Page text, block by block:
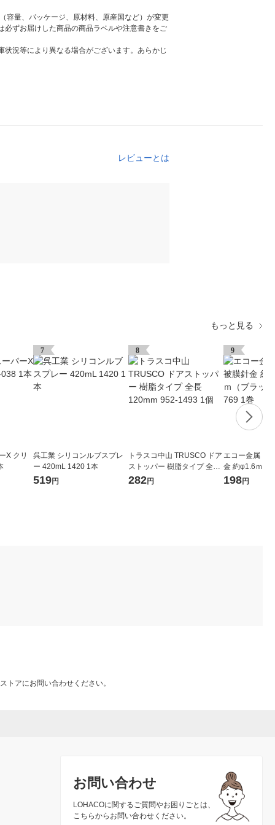
容量、パッケージ、原材料、原産国など）が変更
ずお届けした商品の商品ラベルや注意書きをご
況等により異なる場合がございます。あらかじ
レビューとは
もっと見る
X クリ
7
呉工業 シリコンルブスプレ
ー 420mL 1420 1本
519円
8
トラスコ中山 TRUSCO ドア
ストッパー 樹脂タイプ 全長
120mm 952-1493 1個
282円
9
エコー金属 ビ
金 約φ1.6ｍｍ
ック） 1506ー
198円
トアにお問い合わせください。
お問い合わせ
LOHACOに関するご質問やお困りごとは、
こちらからお問い合わせください。